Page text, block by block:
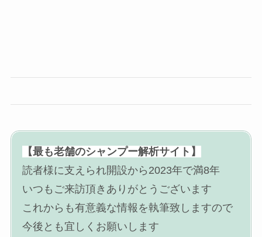
【最も老舗のシャンプー解析サイト】
読者様に支えられ開設から2023年で満8年
いつもご来訪頂きありがとうございます
これからも有意義な情報を執筆致しますので
今後とも宜しくお願いします